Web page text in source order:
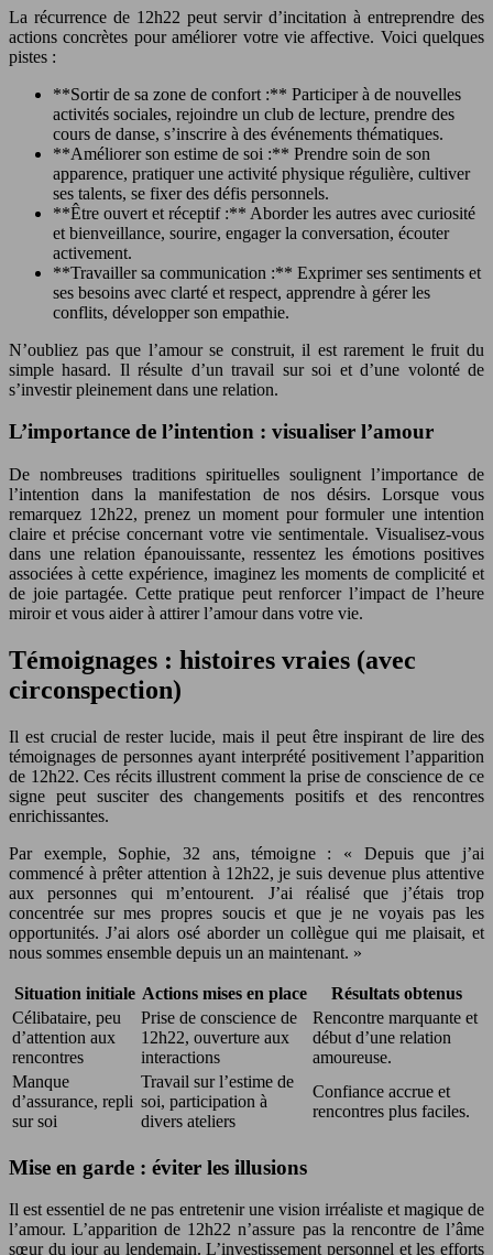
La récurrence de 12h22 peut servir d’incitation à entreprendre des
actions concrètes pour améliorer votre vie affective. Voici quelques
pistes :
**Sortir de sa zone de confort :** Participer à de nouvelles
activités sociales, rejoindre un club de lecture, prendre des
cours de danse, s’inscrire à des événements thématiques.
**Améliorer son estime de soi :** Prendre soin de son
apparence, pratiquer une activité physique régulière, cultiver
ses talents, se fixer des défis personnels.
**Être ouvert et réceptif :** Aborder les autres avec curiosité
et bienveillance, sourire, engager la conversation, écouter
activement.
**Travailler sa communication :** Exprimer ses sentiments et
ses besoins avec clarté et respect, apprendre à gérer les
conflits, développer son empathie.
N’oubliez pas que l’amour se construit, il est rarement le fruit du
simple hasard. Il résulte d’un travail sur soi et d’une volonté de
s’investir pleinement dans une relation.
L’importance de l’intention : visualiser l’amour
De nombreuses traditions spirituelles soulignent l’importance de
l’intention dans la manifestation de nos désirs. Lorsque vous
remarquez 12h22, prenez un moment pour formuler une intention
claire et précise concernant votre vie sentimentale. Visualisez-vous
dans une relation épanouissante, ressentez les émotions positives
associées à cette expérience, imaginez les moments de complicité et
de joie partagée. Cette pratique peut renforcer l’impact de l’heure
miroir et vous aider à attirer l’amour dans votre vie.
Témoignages : histoires vraies (avec
circonspection)
Il est crucial de rester lucide, mais il peut être inspirant de lire des
témoignages de personnes ayant interprété positivement l’apparition
de 12h22. Ces récits illustrent comment la prise de conscience de ce
signe peut susciter des changements positifs et des rencontres
enrichissantes.
Par exemple, Sophie, 32 ans, témoigne : « Depuis que j’ai
commencé à prêter attention à 12h22, je suis devenue plus attentive
aux personnes qui m’entourent. J’ai réalisé que j’étais trop
concentrée sur mes propres soucis et que je ne voyais pas les
opportunités. J’ai alors osé aborder un collègue qui me plaisait, et
nous sommes ensemble depuis un an maintenant. »
Situation initiale Actions mises en place
Résultats obtenus
Célibataire, peu
d’attention aux
rencontres
Prise de conscience de
12h22, ouverture aux
interactions
Rencontre marquante et
début d’une relation
amoureuse.
Manque
d’assurance, repli
sur soi
Travail sur l’estime de
soi, participation à
divers ateliers
Confiance accrue et
rencontres plus faciles.
Mise en garde : éviter les illusions
Il est essentiel de ne pas entretenir une vision irréaliste et magique de
l’amour. L’apparition de 12h22 n’assure pas la rencontre de l’âme
sœur du jour au lendemain. L’investissement personnel et les efforts